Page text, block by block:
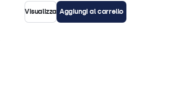
Visualizza Aggiungi al carrello